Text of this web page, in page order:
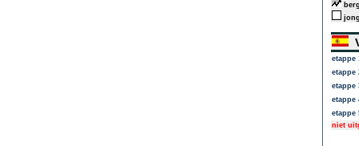
etappe
etappe
etappe
etappe
etappe
niet